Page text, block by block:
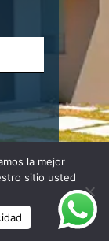
la mejor
sitio usted